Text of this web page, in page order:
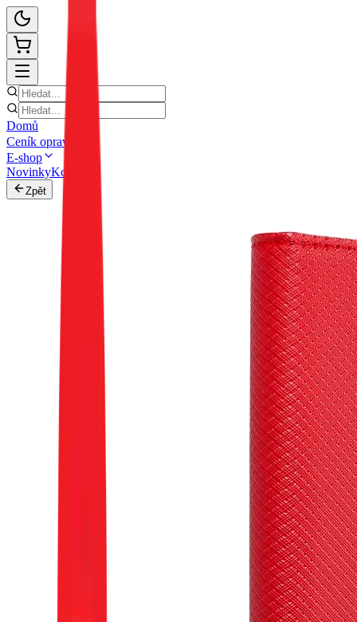
Domů
Ceník oprav
E-shop
NovinkyKontakt
Zpět